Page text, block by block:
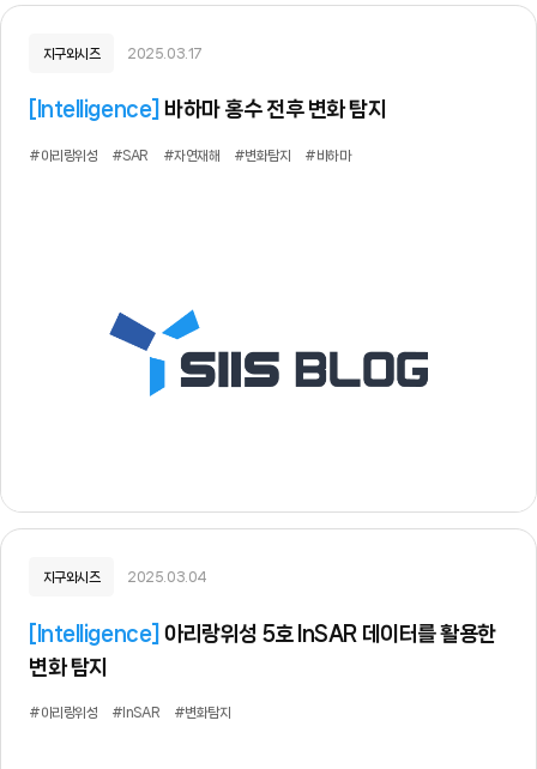
지구와시즈 2025.03.17
Intelligence] 바하마 홍수 전후 변화 탐지
#아리랑위성 #SAR #자연재해 #변화탐지 #바하마
지구와시즈 2025.03.04
Intelligence] 아리랑위성 5호 InSAR 데이터를 활용한
변화 탐지
#아리랑위성 #InSAR #변화탐지